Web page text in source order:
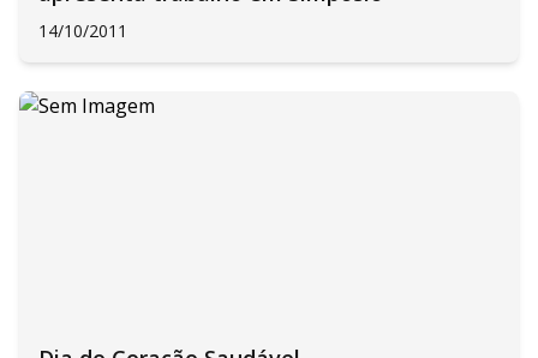
14/10/2011